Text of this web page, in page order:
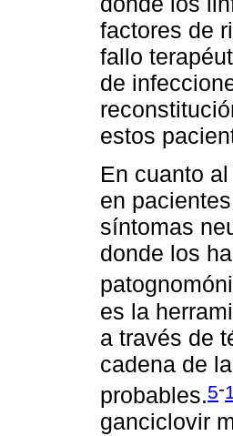
factores de
fallo
de
estos
En cuanto
en
síntomas
donde los
es la
a través de
cadena de
probables.5-
ganciclovir